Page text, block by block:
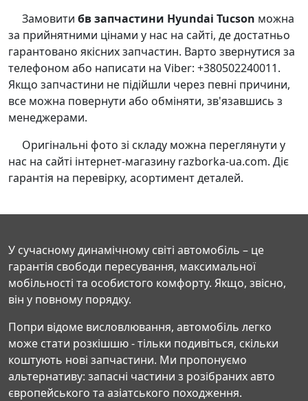
Замовити бв запчастини Hyundai Tucson можна
за прийнятними цінами у нас на сайті, де достатньо
гарантовано якісних запчастин. Варто звернутися за
телефоном або написати на Viber: +380502240011.
Якщо запчастини не підійшли через певні причини,
все можна повернути або обміняти, зв'язавшись з
менеджерами.
Оригінальні фото зі складу можна переглянути у
нас на сайті інтернет-магазину razborka-ua.com. Діє
гарантія на перевірку, асортимент деталей.
У сучасному динамічному світі автомобіль – це
гарантія свободи пересування, максимальної
мобільності та особистого комфорту. Якщо, звісно,
він у повному порядку.
Попри відоме висловлювання, автомобіль легко
може стати розкішшю - тільки подивіться, скільки
коштують нові запчастини. Ми пропонуємо
альтернативу: запасні частини з розібраних авто
європейського та азіатського походження.